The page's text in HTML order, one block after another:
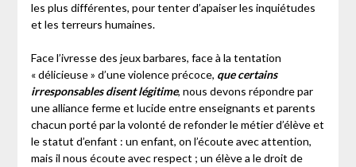
les plus différentes, pour tenter d’apaiser les inquiétudes
et les terreurs humaines.
Face l’ivresse des jeux barbares, face à la tentation
« délicieuse » d’une violence précoce, que certains
irresponsables disent légitime, nous devons répondre par
une alliance ferme et lucide entre enseignants et parents
chacun porté par la volonté de refonder le métier d’élève et
le statut d’enfant : un enfant, on l’écoute avec attention,
mais il nous écoute avec respect ; un élève a le droit de